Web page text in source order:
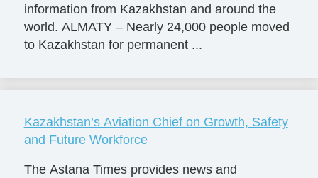
information from Kazakhstan and around the
world. ALMATY – Nearly 24,000 people moved
to Kazakhstan for permanent ...
Kazakhstan’s Aviation Chief on Growth, Safety
and Future Workforce
The Astana Times provides news and